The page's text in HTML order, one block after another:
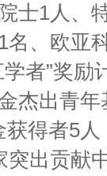
士1人、
、欧亚
者”奖励
杰出青
得者5
出贡献